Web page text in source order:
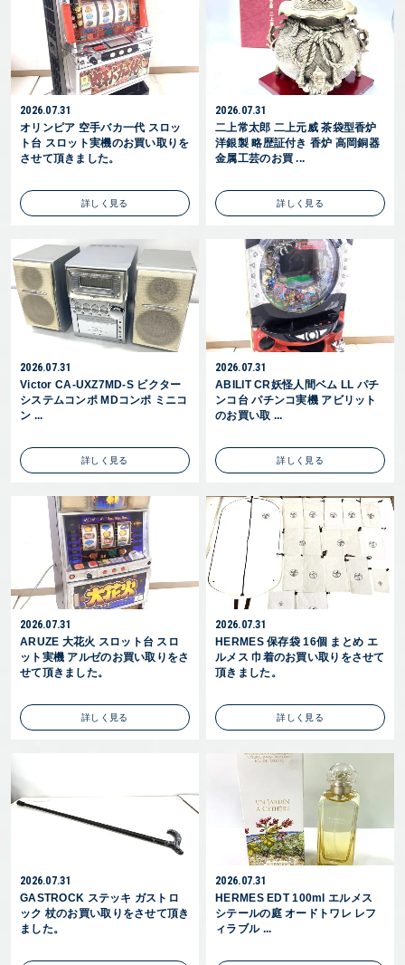
2026.07.31
オリンピア 空手バカ一代 スロッ
ト台 スロット実機のお買い取りを
させて頂きました。
詳しく見る
2026.07.31
二上常太郎 二上元威 茶袋型香炉
洋銀製 略歴証付き 香炉 高岡銅器
金属工芸のお買 ...
詳しく見る
2026.07.31
Victor CA-UXZ7MD-S ビクター
システムコンポ MDコンポ ミニコ
ン ...
詳しく見る
2026.07.31
ABILIT CR妖怪人間ベム LL パチ
ンコ台 パチンコ実機 アビリット
のお買い取 ...
詳しく見る
2026.07.31
ARUZE 大花火 スロット台 スロ
ット実機 アルゼのお買い取りをさ
せて頂きました。
詳しく見る
2026.07.31
HERMES 保存袋 16個 まとめ エ
ルメス 巾着のお買い取りをさせて
頂きました。
詳しく見る
2026.07.31
GASTROCK ステッキ ガストロ
ック 杖のお買い取りをさせて頂き
ました。
2026.07.31
HERMES EDT 100ml エルメス
シテールの庭 オードトワレ レフ
ィラブル ...